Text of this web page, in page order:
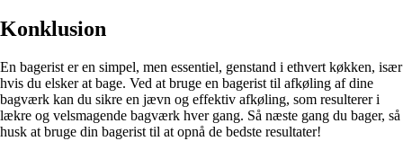
Konklusion
En bagerist er en simpel, men essentiel, genstand i ethvert køkken, især
hvis du elsker at bage. Ved at bruge en bagerist til afkøling af dine
bagværk kan du sikre en jævn og effektiv afkøling, som resulterer i
lækre og velsmagende bagværk hver gang. Så næste gang du bager, så
husk at bruge din bagerist til at opnå de bedste resultater!